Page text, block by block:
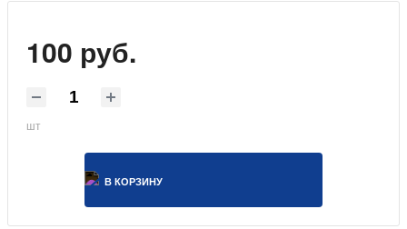
100 руб.
шт
В КОРЗИНУ